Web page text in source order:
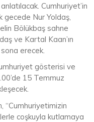
Cumhuriyet’in
gecede Nur Yoldaş,
Bölükbaş sahne
ve Kartal Kaan’ın
erecek.
gösterisi ve
15 Temmuz
“Cumhuriyetimizin
coşkuyla kutlamaya